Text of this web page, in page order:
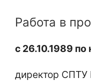
Работа в
с 26.10.1989 по
директор